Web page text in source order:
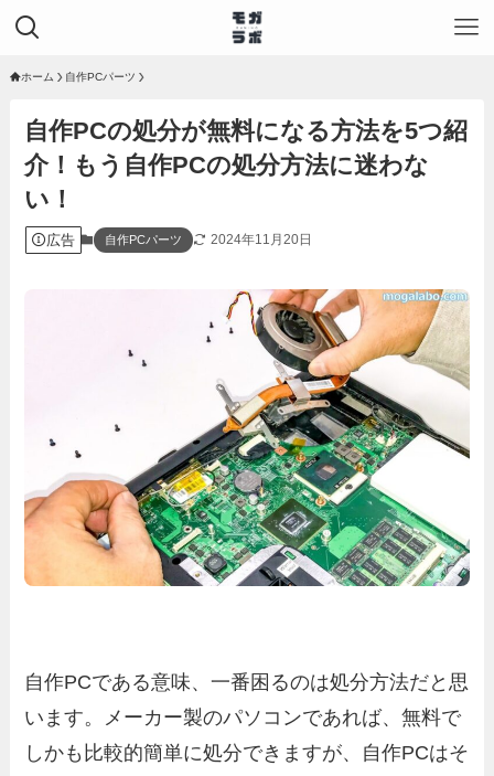
ホーム 自作PCパーツ
自作PCの処分が無料になる方法を5つ紹
介！もう自作PCの処分方法に迷わな
い！
広告 自作PCパーツ 2024年11月20日
自作PCである意味、一番困るのは処分方法だと思
います。メーカー製のパソコンであれば、無料で
しかも比較的簡単に処分できますが、自作PCはそ